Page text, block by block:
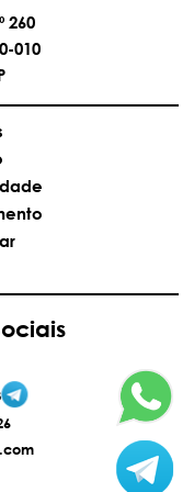
WhatsApp (11)
Leilão Eletrônico
da Alfa Leilões,
260
010